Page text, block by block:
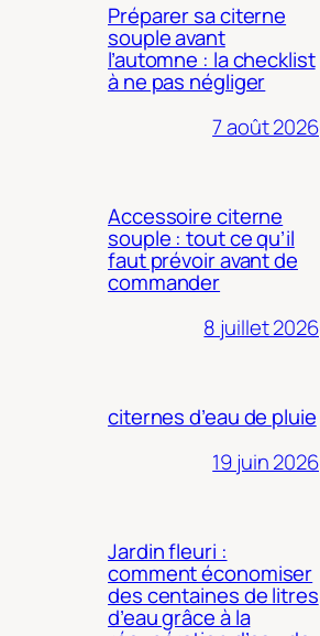
Préparer sa citerne
souple avant
l’automne : la checklist
à ne pas négliger
7 août 2026
Accessoire citerne
souple : tout ce qu’il
faut prévoir avant de
commander
8 juillet 2026
citernes d’eau de pluie
19 juin 2026
Jardin fleuri :
comment économiser
des centaines de litres
d’eau grâce à la